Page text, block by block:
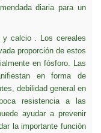
diaria para un
calcio . Los cereales
proporción de estos
en fósforo. Las
en forma de
debilidad general en
resistencia a las
ayudar a prevenir
la importante función